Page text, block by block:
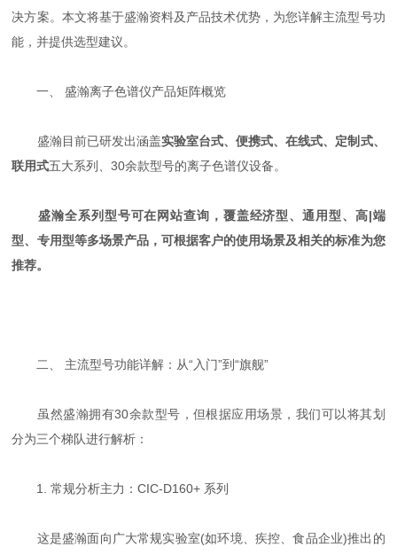
决方案。本文将基于盛瀚资料及产品技术优势，为您详解主流型号功
能，并提供选型建议。
一、 盛瀚离子色谱仪产品矩阵概览
盛瀚目前已研发出涵盖实验室台式、便携式、在线式、定制式、
联用式五大系列、30余款型号的离子色谱仪设备。
盛瀚全系列型号可在网站查询，覆盖经济型、通用型、高|端
型、专用型等多场景产品，可根据客户的使用场景及相关的标准为您
推荐。
二、 主流型号功能详解：从“入门”到“旗舰”
虽然盛瀚拥有30余款型号，但根据应用场景，我们可以将其划
分为三个梯队进行解析：
1. 常规分析主力：CIC-D160+ 系列
这是盛瀚面向广大常规实验室(如环境、疾控、食品企业)推出的